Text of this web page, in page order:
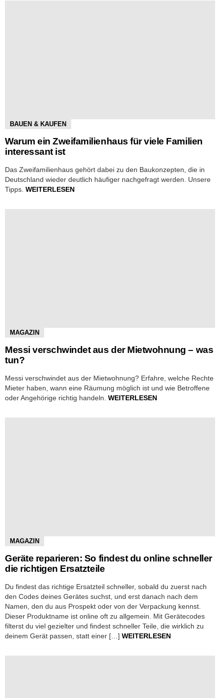
BAUEN & KAUFEN
Warum ein Zweifamilienhaus für viele Familien
interessant ist
Das Zweifamilienhaus gehört dabei zu den Baukonzepten, die in
Deutschland wieder deutlich häufiger nachgefragt werden. Unsere
Tipps. WEITERLESEN
MAGAZIN
Messi verschwindet aus der Mietwohnung – was
tun?
Messi verschwindet aus der Mietwohnung? Erfahre, welche Rechte
Mieter haben, wann eine Räumung möglich ist und wie Betroffene
oder Angehörige richtig handeln. WEITERLESEN
MAGAZIN
Geräte reparieren: So findest du online schneller
die richtigen Ersatzteile
Du findest das richtige Ersatzteil schneller, sobald du zuerst nach
den Codes deines Gerätes suchst, und erst danach nach dem
Namen, den du aus Prospekt oder von der Verpackung kennst.
Dieser Produktname ist online oft zu allgemein. Mit Gerätecodes
filterst du viel gezielter und findest schneller Teile, die wirklich zu
deinem Gerät passen, statt einer […] WEITERLESEN